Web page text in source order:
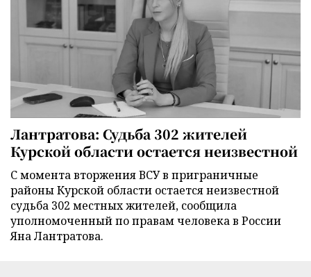
Лантратова: Судьба 302 жителей
Курской области остается неизвестной
С момента вторжения ВСУ в приграничные
районы Курской области остается неизвестной
судьба 302 местных жителей, сообщила
уполномоченный по правам человека в России
Яна Лантратова.